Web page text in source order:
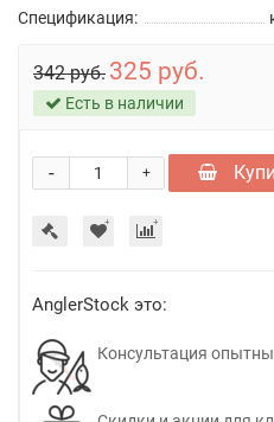
Спецификация:
342 руб. 325 руб.
Есть в наличии
+
-
AnglerStock это:
Консультация